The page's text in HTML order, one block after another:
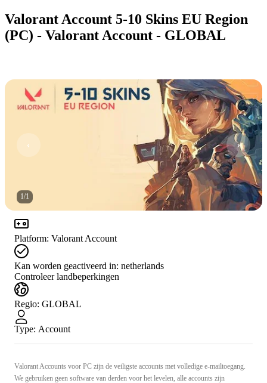
Valorant Account 5-10 Skins EU Region
(PC) - Valorant Account - GLOBAL
1/1
Platform: Valorant Account
Kan worden geactiveerd in: netherlands
Controleer landbeperkingen
Regio: GLOBAL
Type: Account
Valorant Accounts voor PC zijn de veiligste accounts met volledige e-mailtoegang.
We gebruiken geen software van derden voor het levelen, alle accounts zijn